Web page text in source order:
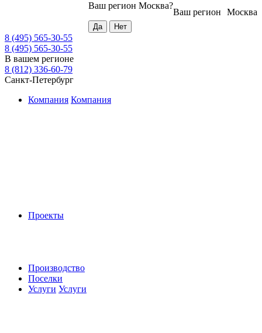
Москва
Ваш регион
Ваш регион Москва?
8 (495) 565-30-55
8 (495) 565-30-55
В вашем регионе
8 (812) 336-60-79
Санкт-Петербург
Компания Компания
Проекты
Производство
Поселки
Услуги Услуги